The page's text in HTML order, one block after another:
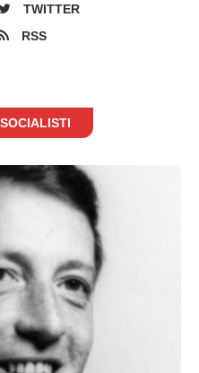
TWITTER
RSS